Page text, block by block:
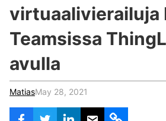
virtuaalivierailuja
Teamsissa
avulla
MatiasMay 28, 2021